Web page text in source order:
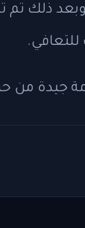
ذلك تم
للتعافي.
جيدة من